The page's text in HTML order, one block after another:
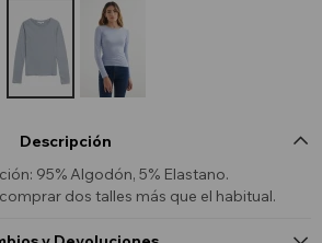
Descripción
95% Algodón, 5% Elastano.
dos talles más que el habitual.